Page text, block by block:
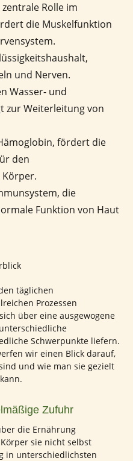
Rolle im
die Muskelfunktion
und Nerven.
Wasser- und
zur Weiterleitung von
fördert die
den
die
Funktion von Haut
täglichen
Prozessen
über eine ausgewogene
Schwerpunkte liefern.
wir einen Blick darauf,
und wie man sie gezielt
Zufuhr
die Ernährung
sie nicht selbst
in unterschiedlichsten